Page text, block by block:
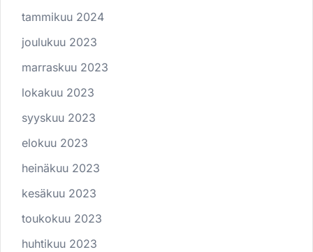
tammikuu 2024
joulukuu 2023
marraskuu 2023
lokakuu 2023
syyskuu 2023
elokuu 2023
heinäkuu 2023
kesäkuu 2023
toukokuu 2023
huhtikuu 2023